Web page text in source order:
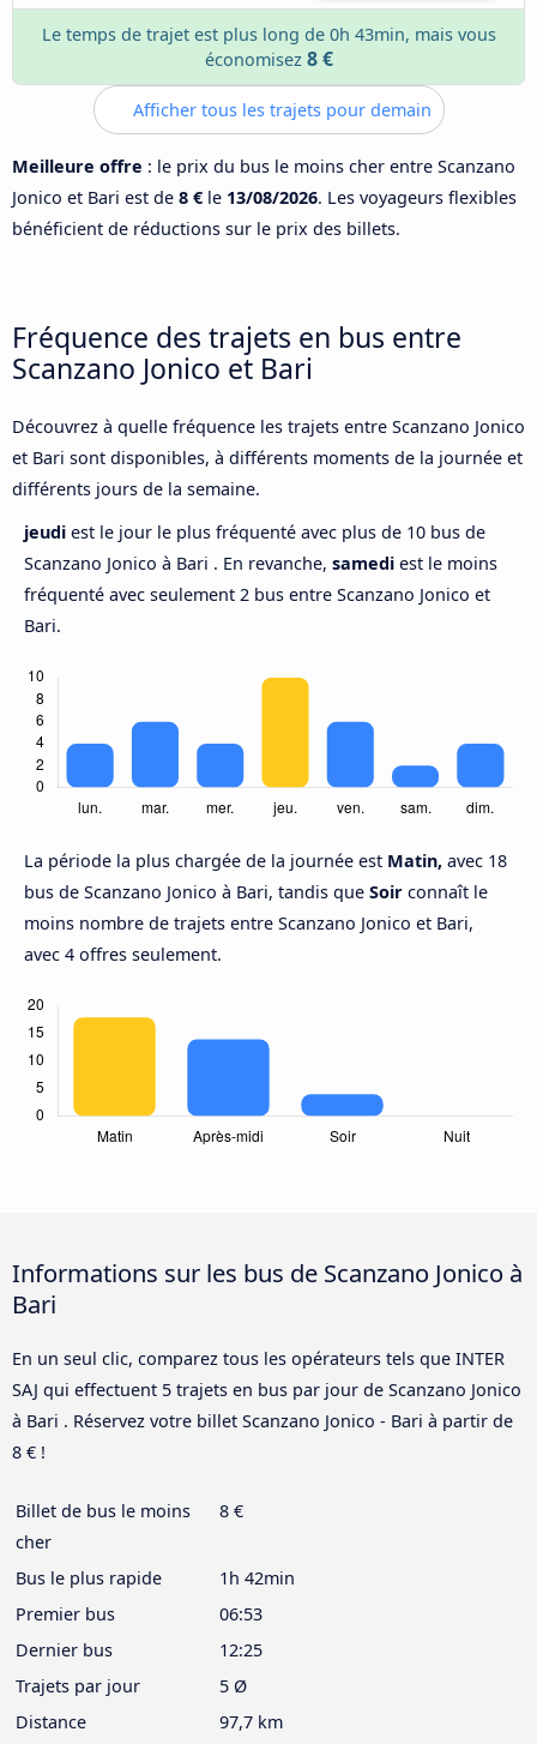
Le temps de trajet est plus long de 0h 43min, mais vous
économisez 8 €
Afficher tous les trajets pour demain
Meilleure offre : le prix du bus le moins cher entre Scanzano
Jonico et Bari est de 8 € le 13/08/2026. Les voyageurs flexibles
bénéficient de réductions sur le prix des billets.
Fréquence des trajets en bus entre
Scanzano Jonico et Bari
Découvrez à quelle fréquence les trajets entre Scanzano Jonico
et Bari sont disponibles, à différents moments de la journée et
différents jours de la semaine.
jeudi est le jour le plus fréquenté avec plus de 10 bus de
Scanzano Jonico à Bari . En revanche, samedi est le moins
fréquenté avec seulement 2 bus entre Scanzano Jonico et
Bari.
La période la plus chargée de la journée est Matin, avec 18
bus de Scanzano Jonico à Bari, tandis que Soir connaît le
moins nombre de trajets entre Scanzano Jonico et Bari,
avec 4 offres seulement.
Informations sur les bus de Scanzano Jonico à
Bari
En un seul clic, comparez tous les opérateurs tels que INTER
SAJ qui effectuent 5 trajets en bus par jour de Scanzano Jonico
à Bari . Réservez votre billet Scanzano Jonico - Bari à partir de
8 € !
Billet de bus le moins
cher
8 €
Bus le plus rapide
1h 42min
Premier bus
06:53
Dernier bus
12:25
Trajets par jour
5 Ø
Distance
97,7 km